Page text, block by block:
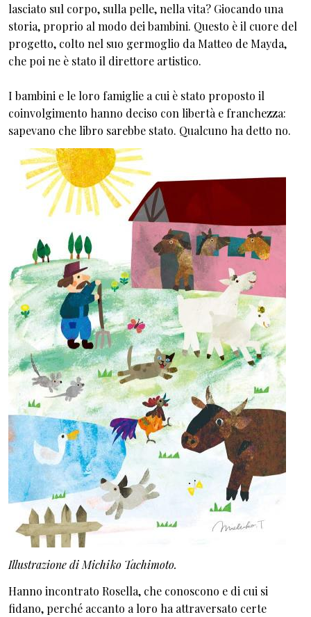
lasciato sul corpo, sulla pelle, nella vita? Giocando una
storia, proprio al modo dei bambini. Questo è il cuore del
progetto, colto nel suo germoglio da Matteo de Mayda,
che poi ne è stato il direttore artistico.
I bambini e le loro famiglie a cui è stato proposto il
coinvolgimento hanno deciso con libertà e franchezza:
sapevano che libro sarebbe stato. Qualcuno ha detto no.
Illustrazione di Michiko Tachimoto.
Hanno incontrato Rosella, che conoscono e di cui si
fidano, perché accanto a loro ha attraversato certe